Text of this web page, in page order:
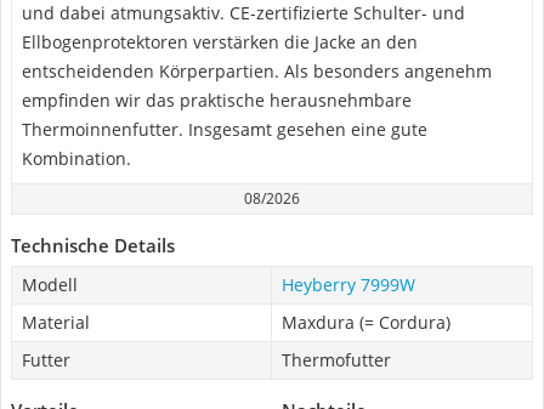
und dabei atmungsaktiv. CE-zertifizierte Schulter- und
Ellbogenprotektoren verstärken die Jacke an den
entscheidenden Körperpartien. Als besonders angenehm
empfinden wir das praktische herausnehmbare
Thermoinnenfutter. Insgesamt gesehen eine gute
Kombination.
08/2026
Technische Details
Modell
Heyberry 7999W
Material
Maxdura (= Cordura)
Futter
Thermofutter